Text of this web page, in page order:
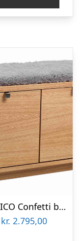
ROWICO Confetti bænk – olieret eg/lysegrå stofhynde, m. 2 skuffer
kr. 2.795,00